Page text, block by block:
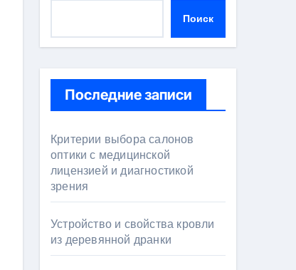
Поиск
Последние записи
Критерии выбора салонов
оптики с медицинской
лицензией и диагностикой
зрения
Устройство и свойства кровли
из деревянной дранки